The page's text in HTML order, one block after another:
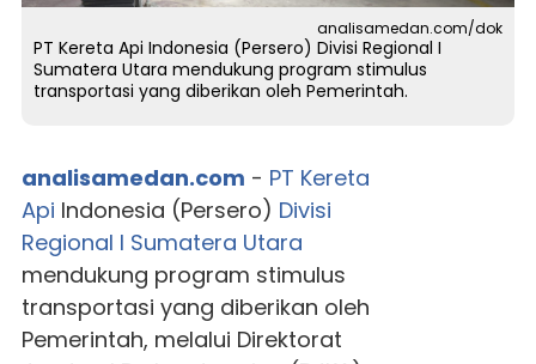
analisamedan.com/dok
PT Kereta Api Indonesia (Persero) Divisi Regional I
Sumatera Utara mendukung program stimulus
transportasi yang diberikan oleh Pemerintah.
analisamedan.com - PT Kereta
Api Indonesia (Persero) Divisi
Regional I Sumatera Utara
mendukung program stimulus
transportasi yang diberikan oleh
Pemerintah, melalui Direktorat